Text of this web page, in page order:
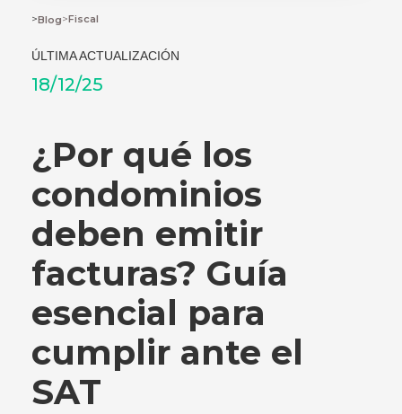
>Blog>Fiscal
ÚLTIMA ACTUALIZACIÓN
18/12/25
¿Por qué los
condominios
deben emitir
facturas? Guía
esencial para
cumplir ante el
SAT